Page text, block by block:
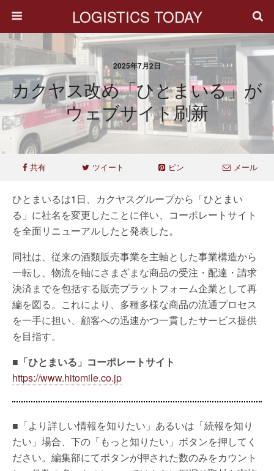
LOGISTICS TODAY
2025年7月2日
カクヤス改め「ひとまいる」が
ウェブサイト刷新
共有 ツイート ピン メール
ひとまいるは1日、カクヤスグループから「ひとまい
る」に社名を変更したことに伴い、コーポレートサイト
を全面リニューアルしたと発表した。
同社は、従来の酒類販売事業を主軸とした事業構造から
一転し、物流を軸にさまざまな商品の受注・配達・請求
決済までを包括する販売プラットフォーム企業として再
編を図る。これにより、多種多様な商品の流通プロセス
を一手に担い、顧客への迅速かつ一貫したサービス提供
を目指す。
■「ひとまいる」コーポレートサイト
https://www.hitomile.co.jp
■「より詳しい情報を知りたい」あるいは「続報を知り
たい」場合、下の「もっと知りたい」ボタンを押してく
ださい。編集部にてボタンが押された数のみをカウント